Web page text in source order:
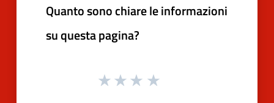
Quanto sono chiare le informazioni
su questa pagina?